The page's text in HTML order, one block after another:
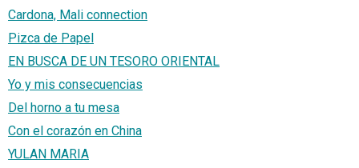
Cardona, Mali connection
Pizca de Papel
EN BUSCA DE UN TESORO ORIENTAL
Yo y mis consecuencias
Del horno a tu mesa
Con el corazón en China
YULAN MARIA